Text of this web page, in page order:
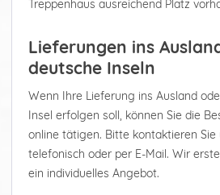
Treppenhaus ausreichend Platz
Lieferungen ins
deutsche Inseln
Wenn Ihre Lieferung ins Ausland
Insel erfolgen soll, können Sie die
online tätigen. Bitte kontaktieren
telefonisch oder per E-Mail. Wir
ein individuelles Angebot.